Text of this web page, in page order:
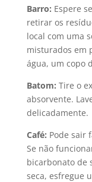
Barro: Espere
retirar os
local com uma
misturados em
água, um copo
Batom: Tire o
absorvente.
delicadamente.
Café: Pode sair
Se não
bicarbonato de
seca, esfregue